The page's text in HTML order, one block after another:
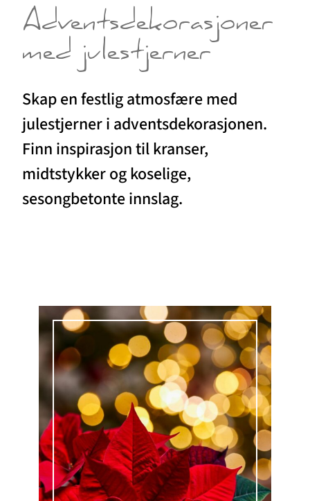
Adventsdekorasjoner
med julestjerner
Skap en festlig atmosfære med
julestjerner i adventsdekorasjonen.
Finn inspirasjon til kranser,
midtstykker og koselige,
sesongbetonte innslag.